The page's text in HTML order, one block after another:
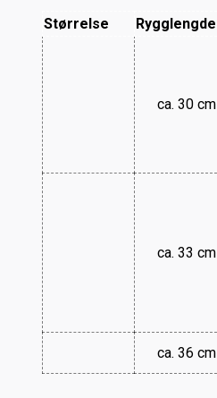
Størrelse Rygglengde
ca. 30 cm
ca. 33 cm
ca. 36 cm